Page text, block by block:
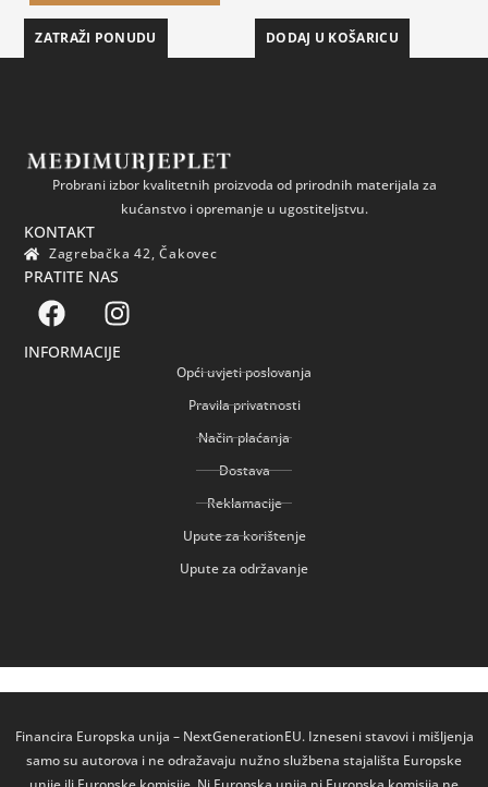
ZATRAŽI PONUDU DODAJ U KOŠARICU
Probrani izbor kvalitetnih proizvoda od prirodnih materijala za
kućanstvo i opremanje u ugostiteljstvu.
KONTAKT
Zagrebačka 42, Čakovec
PRATITE NAS
INFORMACIJE
Opći uvjeti poslovanja
Pravila privatnosti
Način plaćanja
Dostava
Reklamacije
Upute za korištenje
Upute za održavanje
Financira Europska unija – NextGenerationEU. Izneseni stavovi i mišljenja
samo su autorova i ne odražavaju nužno službena stajališta Europske